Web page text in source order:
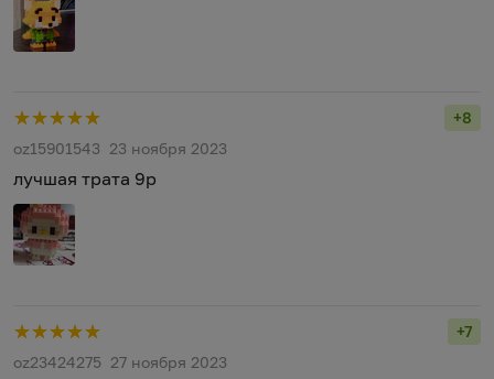
+8
oz15901543 23 ноября 2023
лучшая трата 9р
+7
oz23424275 27 ноября 2023